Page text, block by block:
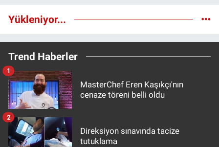
Yükleniyor...
Trend Haberler
MasterChef Eren Kaşıkçı'nın
cenaze töreni belli oldu
1
Direksiyon sınavında tacize
tutuklama
2